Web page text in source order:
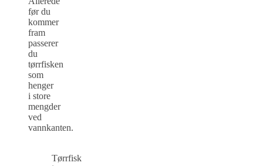
før du
kommer
fram
passerer
du
tørrfisken
som
henger
i store
mengder
ved
vannkanten.
Tørrfisk